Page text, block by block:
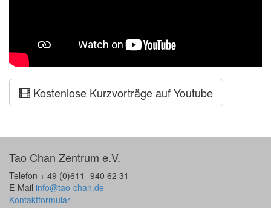
Kostenlose Kurzvorträge auf Youtube
Tao Chan Zentrum e.V.
Telefon + 49 (0)611- 940 62 31
E-Mail info@tao-chan.de
Kontaktformular